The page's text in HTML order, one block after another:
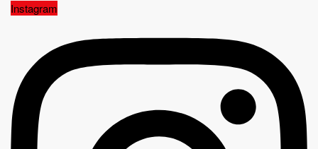
Instagram